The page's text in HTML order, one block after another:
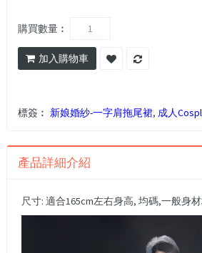
購買數量︰
加入購物車
標簽︰ 新娘婚紗-一字肩拖尾裙, 成人
產品詳細介紹
尺寸: 適合165cm左右身高, 均碼,一般身